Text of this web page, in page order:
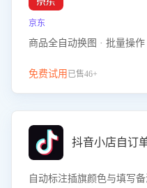
京东
商品全自动换图 · 批量操作
免费试用 已售46+
抖音小店自订
自动标注插旗颜色与填写